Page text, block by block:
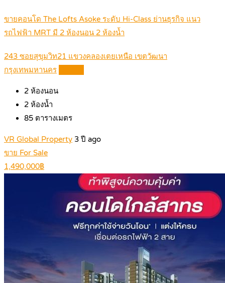
ขายคอนโด The Lofts Asoke ระดับ Hi-Class ย่านธุรกิจ แนว
รถไฟฟ้า MRT มี 2 ห้องนอน 2 ห้องน้ำ
243 ซอยสุขุมวิท21 แขวงคลองเตยเหนือ เขตวัฒนา
กรุงเทพมหานคร
2 ห้องนอน
2 ห้องน้ำ
85 ตารางเมตร
VR Global Property 3 ปี ago
ขาย For Sale
1,490,000฿